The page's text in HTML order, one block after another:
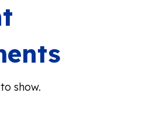
show.